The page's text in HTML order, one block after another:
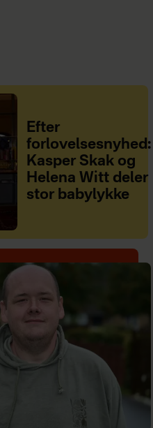
Efter
forlovelsesnyhed:
Kasper Skak og
Helena Witt deler
stor babylykke